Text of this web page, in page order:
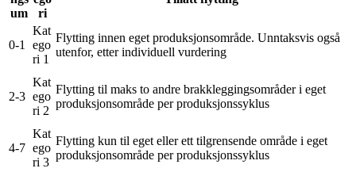
um
ri
0-1
Kat
ego
ri 1
Flytting innen eget produksjonsområde. Unntaksvis også
utenfor, etter individuell vurdering
2-3
Kat
ego
ri 2
Flytting til maks to andre brakkleggingsområder i eget
produksjonsområde per produksjonssyklus
4-7
Kat
ego
ri 3
Flytting kun til eget eller ett tilgrensende område i eget
produksjonsområde per produksjonssyklus